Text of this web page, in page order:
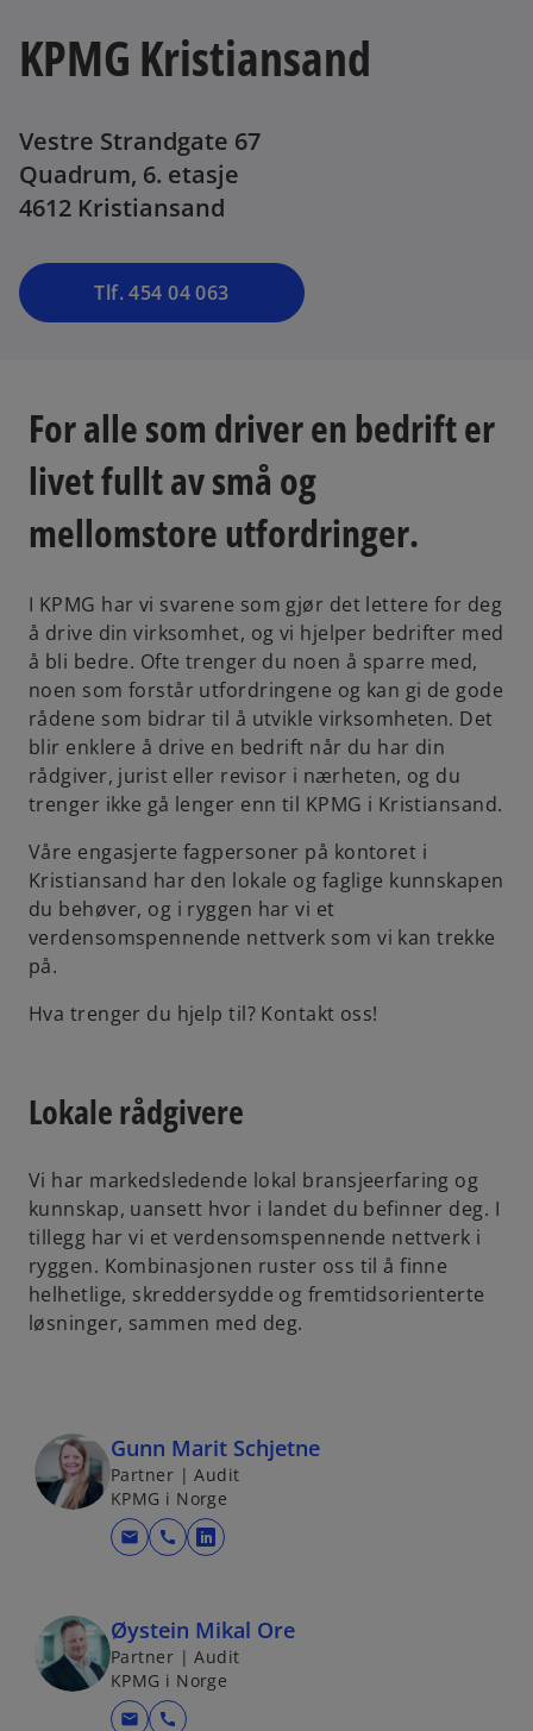
KPMG Kristiansand
Vestre Strandgate 67
Quadrum, 6. etasje
4612 Kristiansand
Tlf. 454 04 063
For alle som driver en bedrift er
livet fullt av små og
mellomstore utfordringer.
I KPMG har vi svarene som gjør det lettere for deg
å drive din virksomhet, og vi hjelper bedrifter med
å bli bedre. Ofte trenger du noen å sparre med,
noen som forstår utfordringene og kan gi de gode
rådene som bidrar til å utvikle virksomheten. Det
blir enklere å drive en bedrift når du har din
rådgiver, jurist eller revisor i nærheten, og du
trenger ikke gå lenger enn til KPMG i Kristiansand.
Våre engasjerte fagpersoner på kontoret i
Kristiansand har den lokale og faglige kunnskapen
du behøver, og i ryggen har vi et
verdensomspennende nettverk som vi kan trekke
på.
Hva trenger du hjelp til? Kontakt oss!
Lokale rådgivere
Vi har markedsledende lokal bransjeerfaring og
kunnskap, uansett hvor i landet du befinner deg. I
tillegg har vi et verdensomspennende nettverk i
ryggen. Kombinasjonen ruster oss til å finne
helhetlige, skreddersydde og fremtidsorienterte
løsninger, sammen med deg.
Gunn Marit Schjetne
Partner | Audit
KPMG i Norge
mail call
o
n
s
i
Øystein Mikal Ore
Partner | Audit
KPMG i Norge
mail call